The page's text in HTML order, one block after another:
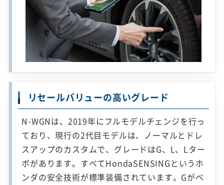
リセールバリューの高いグレード
N-WGNは、2019年にフルモデルチェンジを行っ
ており、現行の2代目モデルは、ノーマルとドレ
スアップのカスタムで、グレードはG、L、Lター
ボがあります。すべてHondaSENSINGというホ
ンダの安全技術が標準装備されています。Gがベ